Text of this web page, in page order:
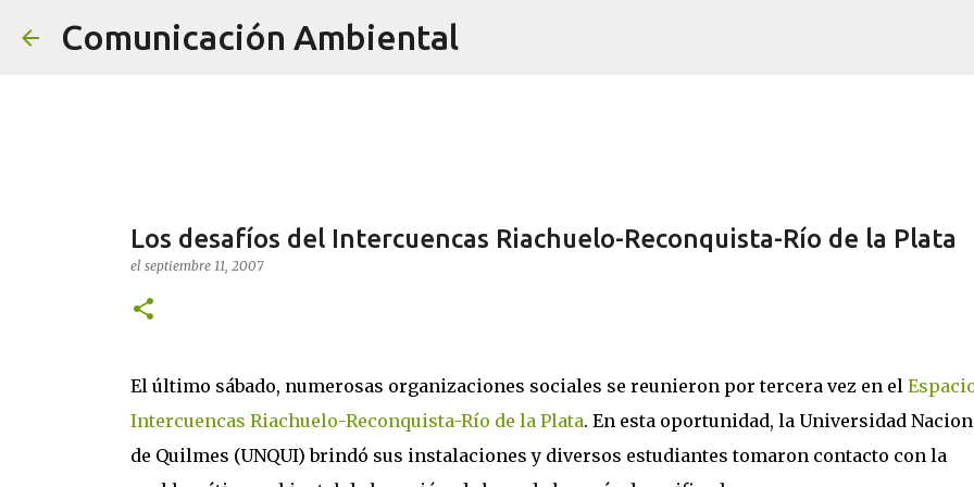
Comunicación Ambiental
Los desafíos del Intercuencas Riachuelo-Reconquista-Río de la Plata
el septiembre 11, 2007
El último sábado, numerosas organizaciones sociales se reunieron por tercera vez en el
Intercuencas Riachuelo-Reconquista-Río de la Plata. En esta oportunidad, la Universidad
de Quilmes (UNQUI) brindó sus instalaciones y diversos estudiantes tomaron contacto con la